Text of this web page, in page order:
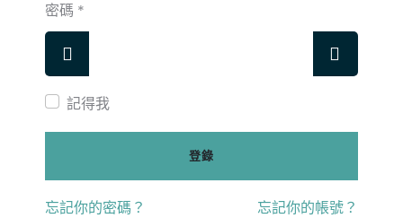
密碼 *
顯示 顯示密
記得我
登錄
忘記你的密碼？ 忘記你的帳號？